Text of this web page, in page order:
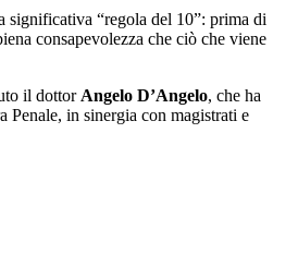
significativa “regola del 10”: prima di
consapevolezza che ciò che viene
il dottor Angelo D’Angelo, che ha
Penale, in sinergia con magistrati e